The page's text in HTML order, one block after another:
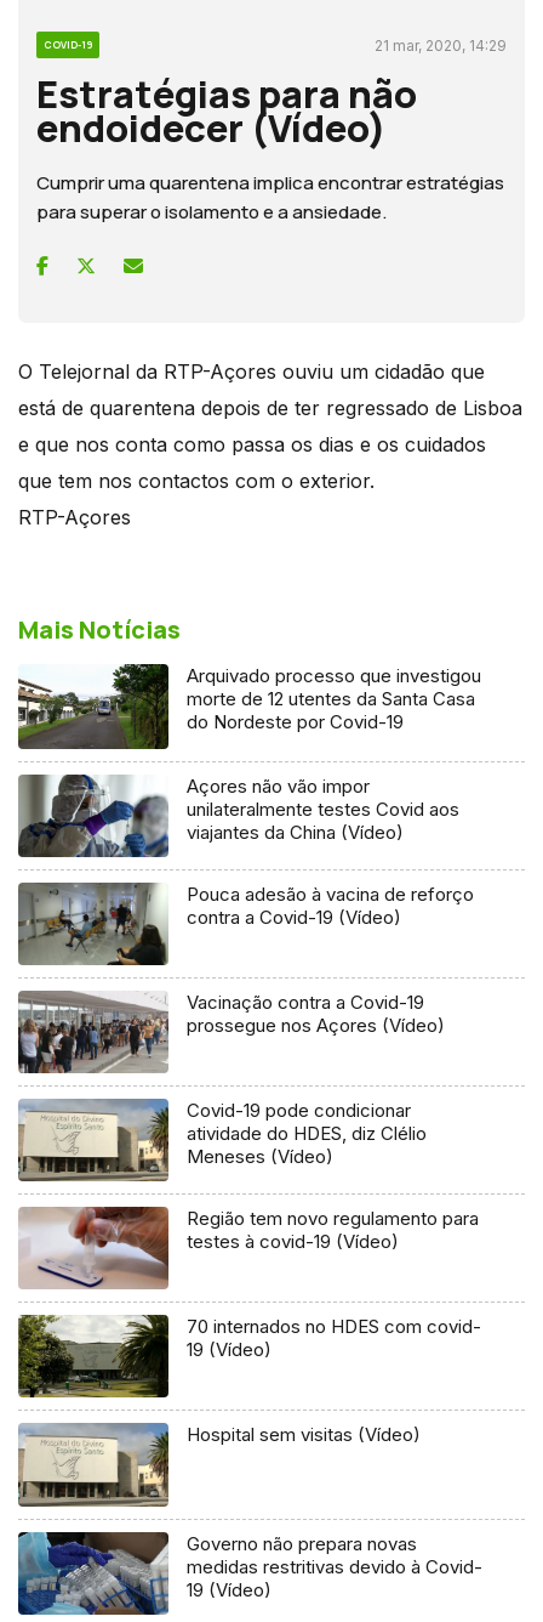
COVID-19 21 mar, 2020, 14:29
Estratégias para não
endoidecer (Vídeo)
Cumprir uma quarentena implica encontrar estratégias
para superar o isolamento e a ansiedade.
O Telejornal da RTP-Açores ouviu um cidadão que
está de quarentena depois de ter regressado de Lisboa
e que nos conta como passa os dias e os cuidados
que tem nos contactos com o exterior.
RTP-Açores
Mais Notícias
Arquivado processo que investigou
morte de 12 utentes da Santa Casa
do Nordeste por Covid-19
Açores não vão impor
unilateralmente testes Covid aos
viajantes da China (Vídeo)
Pouca adesão à vacina de reforço
contra a Covid-19 (Vídeo)
Vacinação contra a Covid-19
prossegue nos Açores (Vídeo)
Covid-19 pode condicionar
atividade do HDES, diz Clélio
Meneses (Vídeo)
Região tem novo regulamento para
testes à covid-19 (Vídeo)
70 internados no HDES com covid-
19 (Vídeo)
Hospital sem visitas (Vídeo)
Governo não prepara novas
medidas restritivas devido à Covid-
19 (Vídeo)